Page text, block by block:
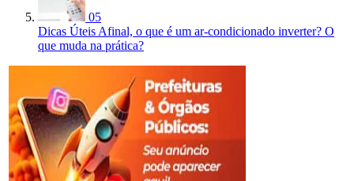
05
Dicas Úteis Afinal, o que é um ar-condicionado inverter? O
que muda na prática?